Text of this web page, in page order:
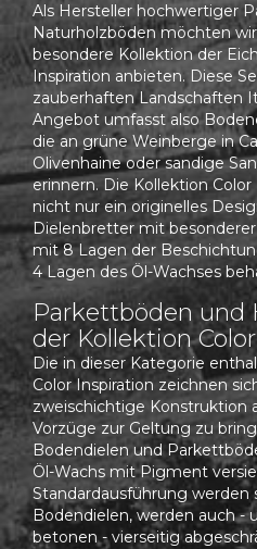
Als Hersteller hochwertiger
Naturholzböden möchten
besondere Kollektion der
Inspiration anbieten. Diese
zauberhaften Landschaften
Angebot umfasst also
die an grüne Weinberge in
Olivenhaine oder sandige
erinnern. Die Kollektion
nicht nur ein originelles
Dielenbretter mit
mit 8 Lagen der
4 Lagen des Öl-Wachses
Parkettböden und
der Kollektion
Die in dieser Kategorie
Color Inspiration zeichnen
zweischichtige Konstruktion
Vorzüge zur Geltung zu
Bodendielen und
Öl-Wachs mit Pigment
Standardausführung
Bodendielen, werden auch -
betonen - vierseitig